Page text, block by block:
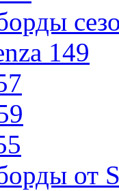
149
от